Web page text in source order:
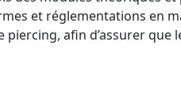
et réglementations
afin d’assurer